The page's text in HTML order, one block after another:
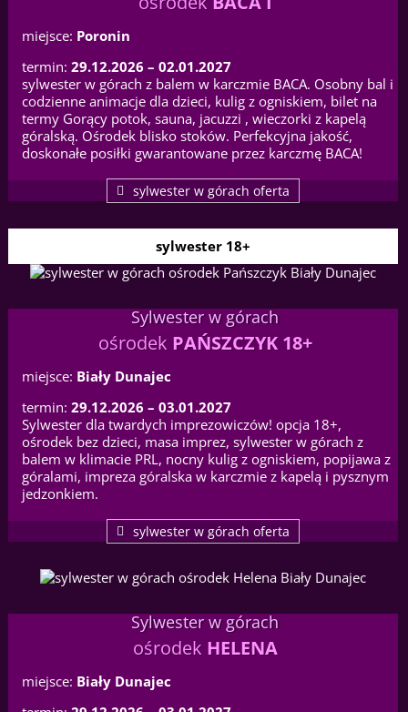
miejsce: Poronin
termin: 29.12.2026 – 02.01.2027
sylwester w górach z balem w karczmie BACA. Osobny bal i
codzienne animacje dla dzieci, kulig z ogniskiem, bilet na
termy Gorący potok, sauna, jacuzzi , wieczorki z kapelą
góralską. Ośrodek blisko stoków. Perfekcyjna jakość,
doskonałe posiłki gwarantowane przez karczmę BACA!
sylwester w górach oferta
sylwester 18+
Sylwester w górach
ośrodek PAŃSZCZYK 18+
miejsce: Biały Dunajec
termin: 29.12.2026 – 03.01.2027
Sylwester dla twardych imprezowiczów! opcja 18+,
ośrodek bez dzieci, masa imprez, sylwester w górach z
balem w klimacie PRL, nocny kulig z ogniskiem, popijawa z
góralami, impreza góralska w karczmie z kapelą i pysznym
jedzonkiem.
sylwester w górach oferta
Sylwester w górach
ośrodek HELENA
miejsce: Biały Dunajec